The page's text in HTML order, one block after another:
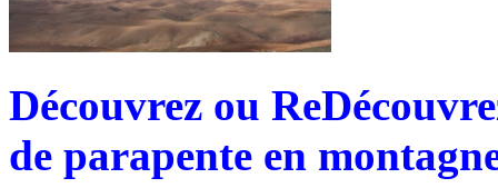
Découvrez ou
de parapente en